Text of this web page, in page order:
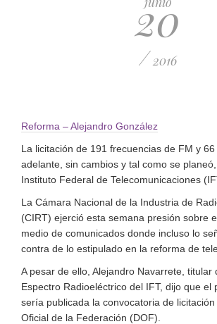
20
/ 2016
Reforma –Alejandro González
La licitación de 191 frecuencias de FM y
adelante, sin cambios y tal como se
Instituto Federal de Telecomunicaciones
La Cámara Nacional de la Industria de
(CIRT) ejerció esta semana presión sobre
medio de comunicados donde incluso lo
contra de lo estipulado en la reforma de
A pesar de ello, Alejandro Navarrete, titular
Espectro Radioeléctrico del IFT, dijo que el
sería publicada la convocatoria de
Oficial de la Federación (DOF).